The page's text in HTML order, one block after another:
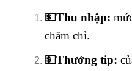
💵Thu nhập:
chăm chỉ.
💵Thưởng tip: